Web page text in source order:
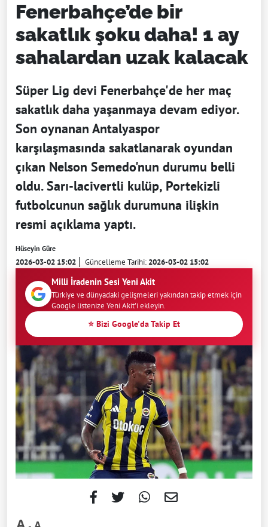
Fenerbahçe’de bir
sakatlık şoku daha! 1 ay
sahalardan uzak kalacak
Süper Lig devi Fenerbahçe'de her maç
sakatlık daha yaşanmaya devam ediyor.
Son oynanan Antalyaspor
karşılaşmasında sakatlanarak oyundan
çıkan Nelson Semedo'nun durumu belli
oldu. Sarı-lacivertli kulüp, Portekizli
futbolcunun sağlık durumuna ilişkin
resmi açıklama yaptı.
Hüseyin Güre
2026-03-02 15:02 Güncelleme Tarihi:2026-03-02 15:02
Milli İradenin Sesi Yeni Akit
Türkiye ve dünyadaki gelişmeleri yakından takip etmek için
Google listenize Yeni Akit'i ekleyin.
⭐ Bizi Google'da Takip Et